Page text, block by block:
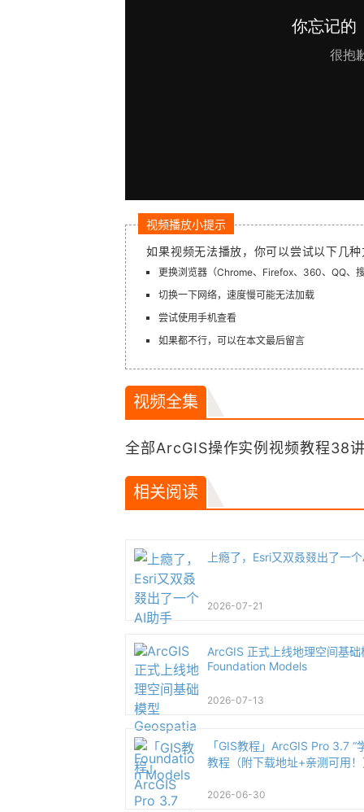
视频播放小提示
如果视频无法播放，你可以尝试以下几
更换浏览器（Chrome、Firefox、360、QQ、
切换一下网络，速度慢可能无法加载
尝试使用手机查看
如果都不行，可以在本文最后留言
视频全集
全部ArcGIS操作实例视频教程38
相关阅读
上瘾了，Esri又双叒叕出了一
2026-07-21
ArcGIS 正式上线地理空间基
Foundation Models
2026-07-13
「GIS教程」ArcGIS Pro 3.7 “
教程（附下载地址+亲测可用
2026-06-30